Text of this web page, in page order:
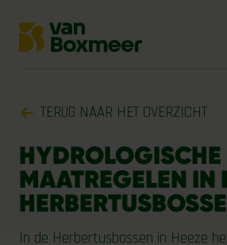
TERUG NAAR HET OVERZICHT
HYDROLOGISCHE
MAATREGELEN IN
In de Herbertusbossen in Heeze